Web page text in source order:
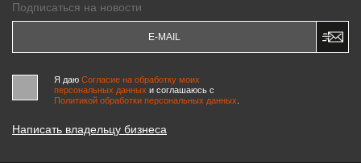
Подписаться на новости
Я даю Согласие на обработку моих
персональных данных и соглашаюсь c
Политикой обработки персональных данных
Написать владельцу бизнеса